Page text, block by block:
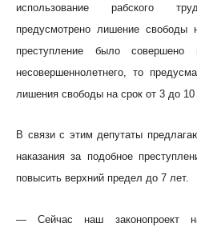
использование рабского
предусмотрено лишение
преступление было
несовершеннолетнего, то
лишения свободы на срок от 3 до 10
В связи с этим депутаты
наказания за подобное
повысить верхний предел до 7 лет.
— Сейчас наш законопроект